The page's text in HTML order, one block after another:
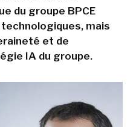
du groupe BPCE
mais
et de
IA du groupe.